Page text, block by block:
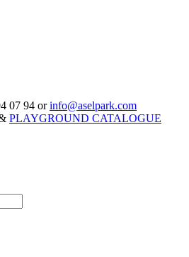
07 94 orinfo@aselpark.com
PLAYGROUND CATALOGUE